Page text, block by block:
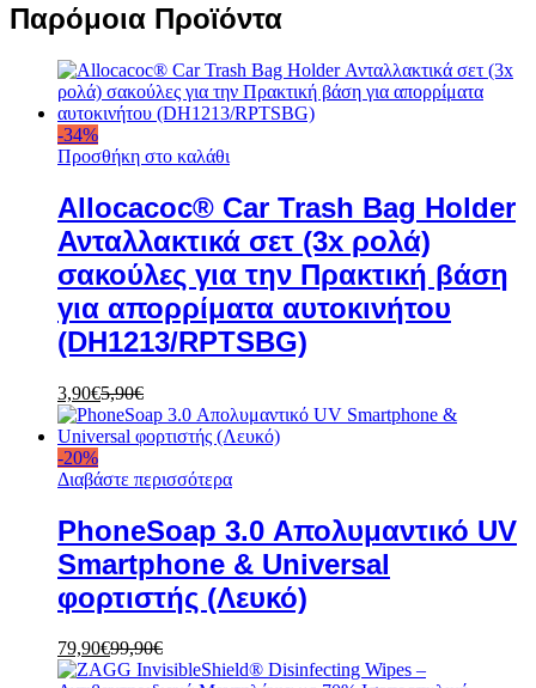
Παρόμοια Προϊόντα
-34%
Προσθήκη στο καλάθι
Allocacoc® Car Trash Bag Holder
Ανταλλακτικά σετ (3x ρολά)
σακούλες για την Πρακτική βάση
για απορρίματα αυτοκινήτου
(DH1213/RPTSBG)
3,90€5,90€
-20%
Διαβάστε περισσότερα
PhoneSoap 3.0 Απολυμαντικό UV
Smartphone & Universal
φορτιστής (Λευκό)
79,90€99,90€